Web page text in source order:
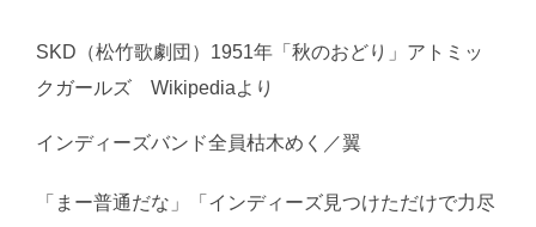
SKD（松竹歌劇団）1951年「秋のおどり」アトミッ
クガールズ Wikipediaより
インディーズバンド全員枯木めく／翼
「まー普通だな」「インディーズ見つけただけで力尽